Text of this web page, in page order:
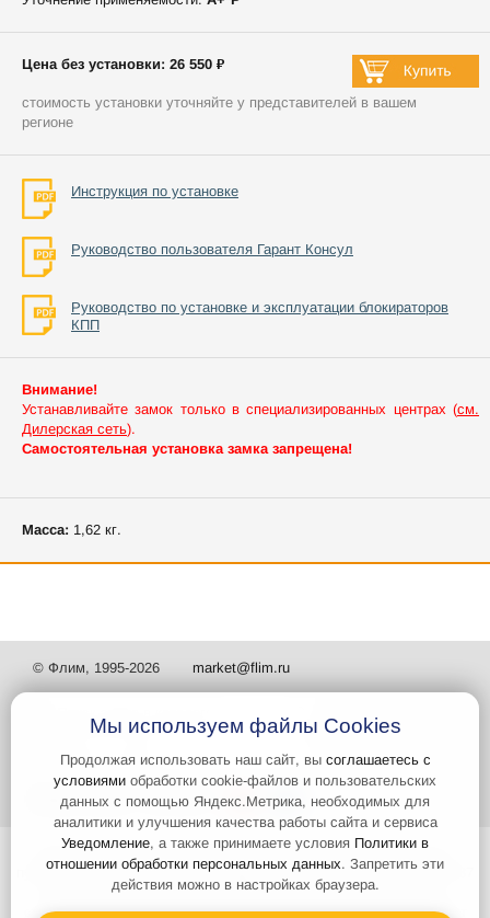
Цена без установки: 26 550 ₽
стоимость установки уточняйте у представителей в вашем
регионе
Инструкция по установке
Руководство пользователя Гарант Консул
Руководство по установке и эксплуатации блокираторов
КПП
Внимание!
Устанавливайте замок только в специализированных центрах (см.
Дилерская сеть).
Самостоятельная установка замка запрещена!
Масса: 1,62 кг.
© Флим, 1995-2026 market@flim.ru
Задать вопрос Контакты
Интернет-сайт носит информационный характер и не является
публичной офертой, которая определяется положениями статьи 437
Гражданского кодекса РФ. Информация о характеристиках и
стоимости товаров, указанных на сайте, условия доставки может
Мы используем файлы Cookies
Продолжая использовать наш сайт, вы соглашаетесь с
условиями обработки cookie-файлов и пользовательских
данных с помощью Яндекс.Метрика, необходимых для
аналитики и улучшения качества работы сайта и сервиса
Уведомление, а также принимаете условия Политики в
отношении обработки персональных данных. Запретить эти
действия можно в настройках браузера.